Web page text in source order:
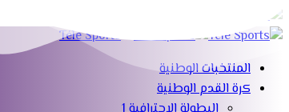
المنتخبات الوطنية
كرة القدم الوطنية